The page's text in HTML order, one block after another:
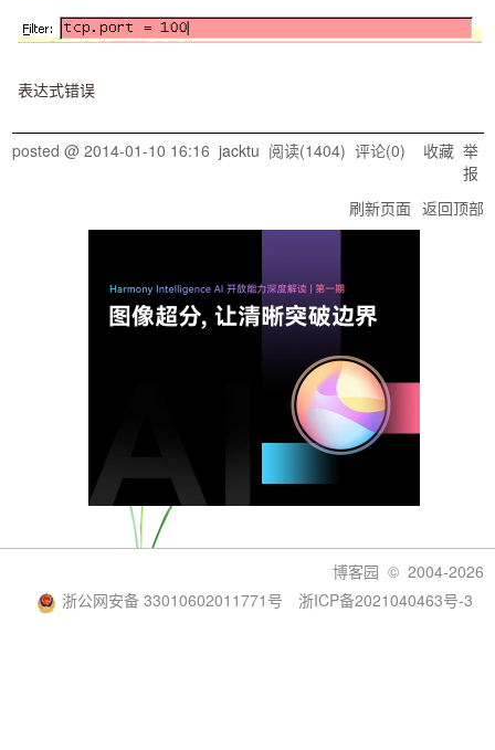
表达式错误
posted @ 2014-01-10 16:16 jacktu 阅读(1404) 评论(0) 收藏 举
报
刷新页面 返回顶部
博客园 © 2004-2026
浙公网安备 33010602011771号
浙ICP备2021040463号-3